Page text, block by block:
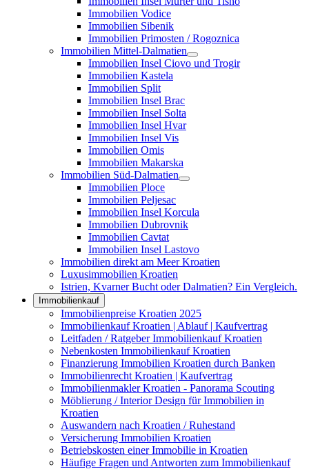
Immobilien Vodice
Immobilien Sibenik
Immobilien Primosten / Rogoznica
Immobilien Mittel-Dalmatien
Immobilien Insel Ciovo und Trogir
Immobilien Kastela
Immobilien Split
Immobilien Insel Brac
Immobilien Insel Solta
Immobilien Insel Hvar
Immobilien Insel Vis
Immobilien Omis
Immobilien Makarska
Immobilien Süd-Dalmatien
Immobilien Ploce
Immobilien Peljesac
Immobilien Insel Korcula
Immobilien Dubrovnik
Immobilien Cavtat
Immobilien Insel Lastovo
Immobilien direkt am Meer Kroatien
Luxusimmobilien Kroatien
Istrien, Kvarner Bucht oder Dalmatien? Ein Vergleich.
Immobilienkauf
Immobilienpreise Kroatien 2025
Immobilienkauf Kroatien | Ablauf | Kaufvertrag
Leitfaden / Ratgeber Immobilienkauf Kroatien
Nebenkosten Immobilienkauf Kroatien
Finanzierung Immobilien Kroatien durch Banken
Immobilienrecht Kroatien | Kaufvertrag
Immobilienmakler Kroatien - Panorama Scouting
Möblierung / Interior Design für Immobilien in
Kroatien
Auswandern nach Kroatien / Ruhestand
Versicherung Immobilien Kroatien
Betriebskosten einer Immobilie in Kroatien
Häufige Fragen und Antworten zum Immobilienkauf